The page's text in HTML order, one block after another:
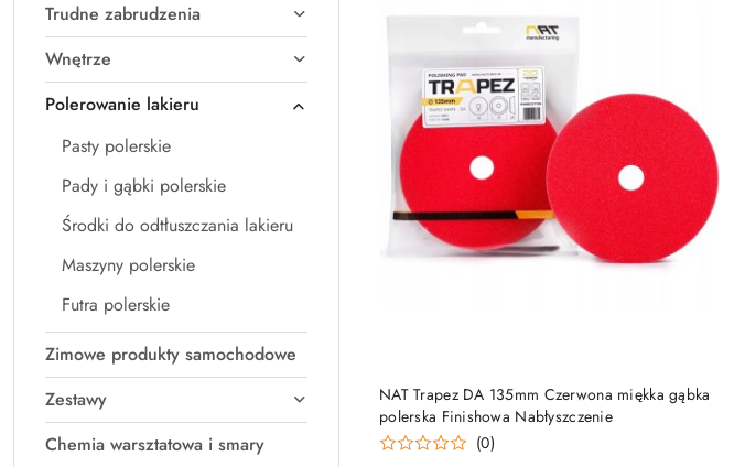
Trudne zabrudzenia
Wnętrze
Polerowanie lakieru
Pasty polerskie
Pady i gąbki polerskie
Środki do odtłuszczania lakieru
Maszyny polerskie
Futra polerskie
Zimowe produkty samochodowe
Zestawy
Chemia warsztatowa i smary
NAT Trapez DA 135mm Czerwona miękka gąbka
polerska Finishowa Nabłyszczenie
(0)
DO KOSZYKA